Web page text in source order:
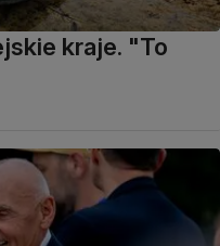
kraje. "To